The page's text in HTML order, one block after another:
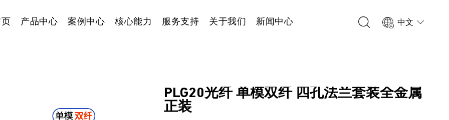
中文
产品中心 案例中心 核心能力 服务支持 关于我们 新闻中心
PLG20光纤 单模双纤 四孔法兰套装全金属
正装